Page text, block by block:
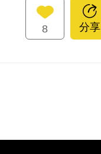
8 分享